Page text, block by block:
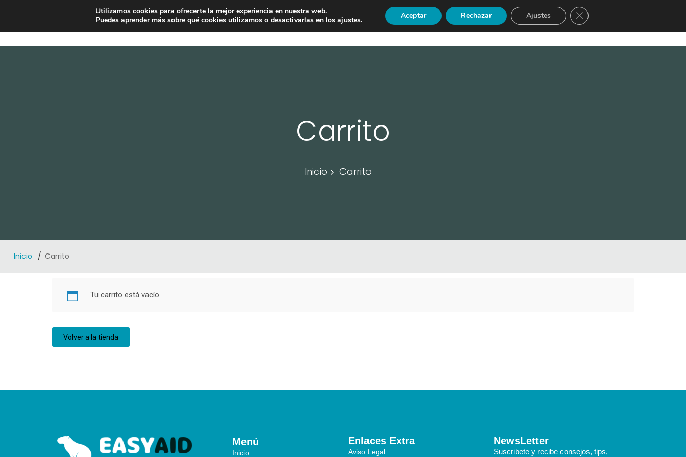
INICIO DE SESIÓN
INICIO ¿QUE ES EASYAID? COLABORADORES OFERTAS DE TRABAJO CONTACTO
Carrito
Inicio Carrito
Inicio Carrito
Tu carrito está vacío.
Volver a la tienda
Menú
Inicio
Enlaces Extra
Aviso Legal
NewsLetter
Suscribete y recibe consejos, tips,
Utilizamos cookies para ofrecerte la mejor experiencia en nuestra web.
Puedes aprender más sobre qué cookies utilizamos o desactivarlas en losajustes. Aceptar Rechazar Ajustes Cerrar el banner de cookies